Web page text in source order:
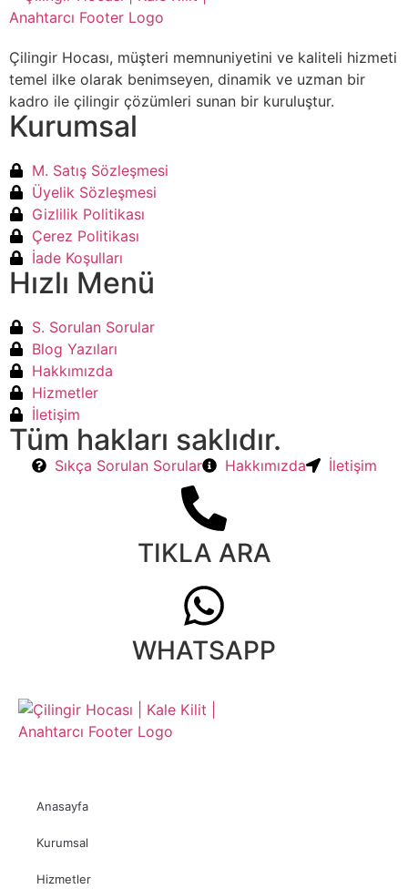
Çilingir Hocası, müşteri memnuniyetini ve kaliteli hizmeti
temel ilke olarak benimseyen, dinamik ve uzman bir
kadro ile çilingir çözümleri sunan bir kuruluştur.
Kurumsal
M. Satış Sözleşmesi
Üyelik Sözleşmesi
Gizlilik Politikası
Çerez Politikası
İade Koşulları
Hızlı Menü
S. Sorulan Sorular
Blog Yazıları
Hakkımızda
Hizmetler
İletişim
Tüm hakları saklıdır.
Sıkça Sorulan Sorular Hakkımızda İletişim
TIKLA ARA
WHATSAPP
Anasayfa
Kurumsal
Hizmetler